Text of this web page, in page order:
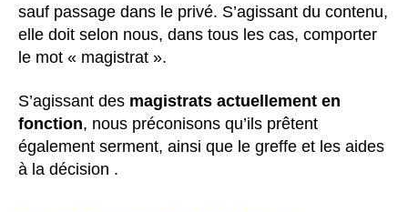
sauf passage dans le privé. S’agissant du contenu,
elle doit selon nous, dans tous les cas, comporter
le mot « magistrat ».
S’agissant des magistrats actuellement en
fonction, nous préconisons qu’ils prêtent
également serment, ainsi que le greffe et les aides
à la décision .